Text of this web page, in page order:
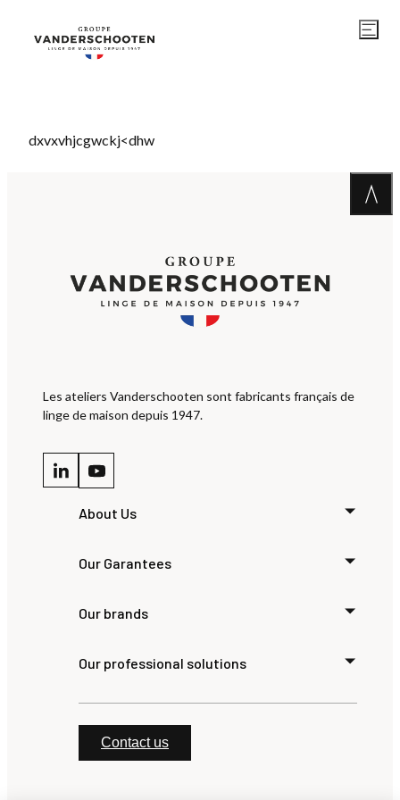
dxvxvhjcgwckj<dhw
Les ateliers Vanderschooten sont fabricants français de
linge de maison depuis 1947.
About Us
Our Garantees
Our brands
Our professional solutions
Contact us